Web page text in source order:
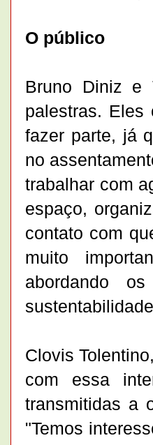
O público
Bruno Diniz e
palestras. Eles
fazer parte, já
no
trabalhar com
espaço,
contato com
muito
abordando
Clovis
com essa
transmitidas a
"Temos